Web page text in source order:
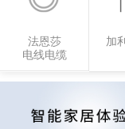
法恩莎
电线电缆
加